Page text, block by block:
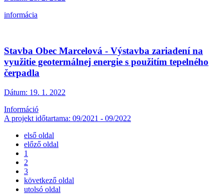
informácia
Stavba Obec Marcelová - Výstavba zariadení na
využitie geotermálnej energie s použitím tepelného
čerpadla
Dátum: 19. 1. 2022
Információ
A projekt időtartama: 09/2021 - 09/2022
első oldal
előző oldal
1
2
3
következő oldal
utolsó oldal